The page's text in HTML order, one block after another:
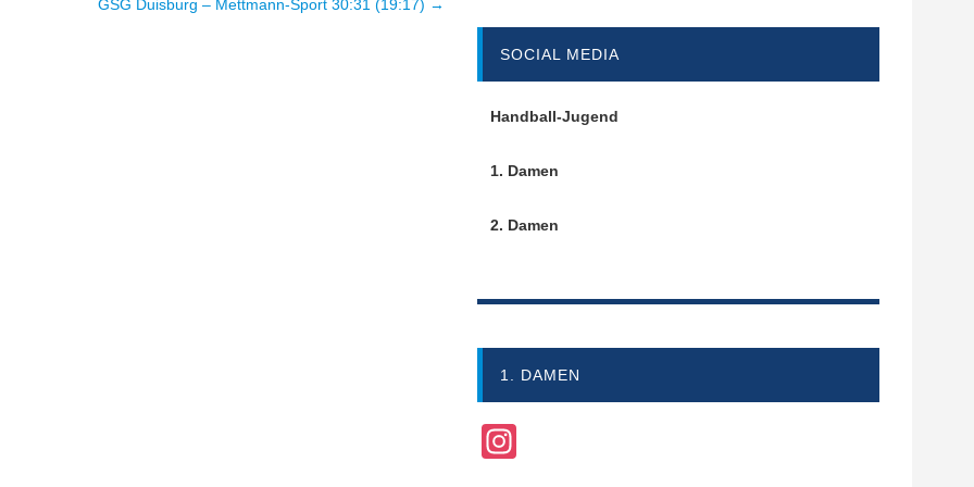
GSG Duisburg – Mettmann-Sport 30:31 (19:17) →
SOCIAL MEDIA
Handball-Jugend
1. Damen
2. Damen
1. DAMEN